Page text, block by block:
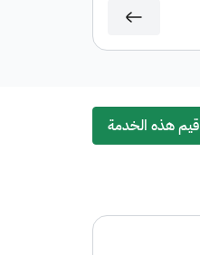
قيم هذه الخدمة